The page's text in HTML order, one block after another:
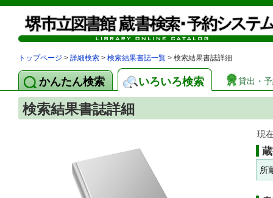
トップページ > 詳細検索 > 検索結果書誌一覧 > 検索結果書誌詳細
かんたん検索 いろいろ検索 貸出・
検索結果書誌詳細
現
所